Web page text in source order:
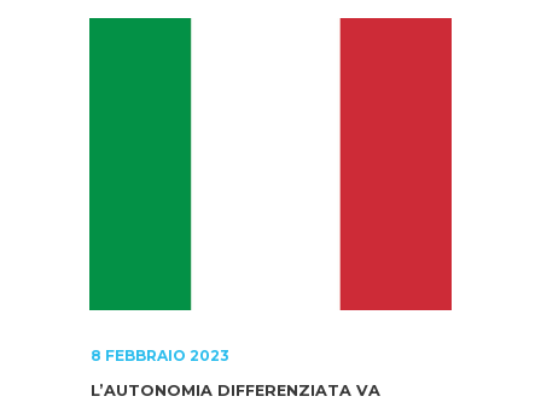
8 FEBBRAIO 2023
L’AUTONOMIA DIFFERENZIATA VA